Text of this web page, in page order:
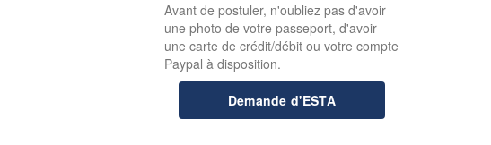
Avant de postuler, n'oubliez pas d'avoir
une photo de votre passeport, d'avoir
une carte de crédit/débit ou votre compte
Paypal à disposition.
Demande d'ESTA